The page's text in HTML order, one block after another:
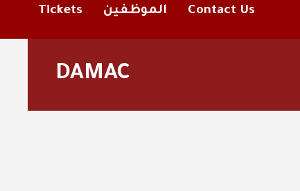
Tickets الموظفين Contact Us
DAMAC